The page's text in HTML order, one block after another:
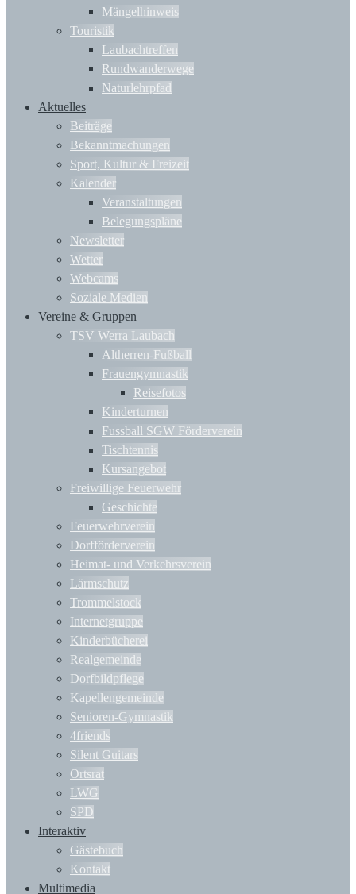
Mängelhinweis
Touristik
Laubachtreffen
Rundwanderwege
Naturlehrpfad
Aktuelles
Beiträge
Bekanntmachungen
Sport, Kultur & Freizeit
Kalender
Veranstaltungen
Belegungspläne
Newsletter
Wetter
Webcams
Soziale Medien
Vereine & Gruppen
TSV Werra Laubach
Altherren-Fußball
Frauengymnastik
Reisefotos
Kinderturnen
Fussball SGW Förderverein
Tischtennis
Kursangebot
Freiwillige Feuerwehr
Geschichte
Feuerwehrverein
Dorfförderverein
Heimat- und Verkehrsverein
Lärmschutz
Trommelstock
Internetgruppe
Kinderbücherei
Realgemeinde
Dorfbildpflege
Kapellengemeinde
Senioren-Gymnastik
4friends
Silent Guitars
Ortsrat
LWG
SPD
Interaktiv
Gästebuch
Kontakt
Multimedia